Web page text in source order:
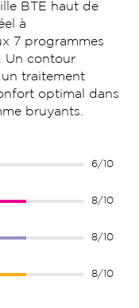
BTE haut de
à
7 programmes
Un contour
traitement
optimal dans
bruyants.
6/10
8/10
8/10
8/10